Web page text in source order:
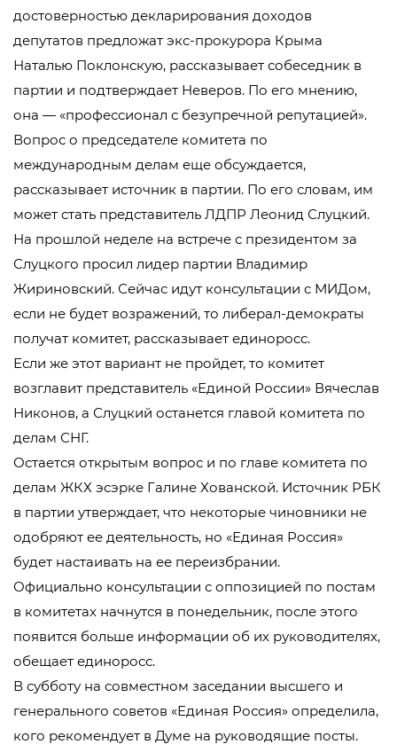
достоверностью декларирования доходов
депутатов предложат экс-прокурора Крыма
Наталью Поклонскую, рассказывает собеседник в
партии и подтверждает Неверов. По его мнению,
она — «профессионал с безупречной репутацией».
Вопрос о председателе комитета по
международным делам еще обсуждается,
рассказывает источник в партии. По его словам, им
может стать представитель ЛДПР Леонид Слуцкий.
На прошлой неделе на встрече с президентом за
Слуцкого просил лидер партии Владимир
Жириновский. Сейчас идут консультации с МИДом,
если не будет возражений, то либерал-демократы
получат комитет, рассказывает единоросс.
Если же этот вариант не пройдет, то комитет
возглавит представитель «Единой России» Вячеслав
Никонов, а Слуцкий останется главой комитета по
делам СНГ.
Остается открытым вопрос и по главе комитета по
делам ЖКХ эсэрке Галине Хованской. Источник РБК
в партии утверждает, что некоторые чиновники не
одобряют ее деятельность, но «Единая Россия»
будет настаивать на ее переизбрании.
Официально консультации с оппозицией по постам
в комитетах начнутся в понедельник, после этого
появится больше информации об их руководителях,
обещает единоросс.
В субботу на совместном заседании высшего и
генерального советов «Единая Россия» определила,
кого рекомендует в Думе на руководящие посты.